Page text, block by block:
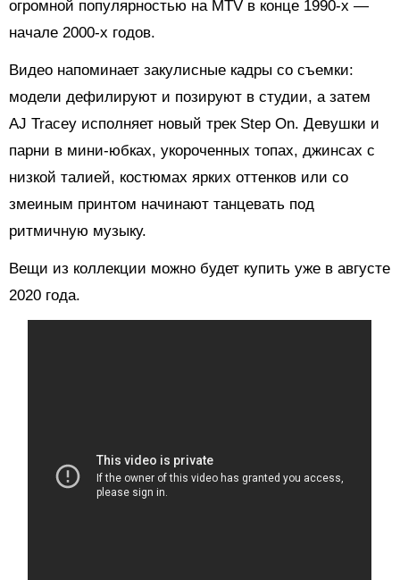
огромной популярностью на MTV в конце 1990-х —
начале 2000-х годов.
Видео напоминает закулисные кадры со съемки:
модели дефилируют и позируют в студии, а затем
AJ Tracey исполняет новый трек Step On. Девушки и
парни в мини-юбках, укороченных топах, джинсах с
низкой талией, костюмах ярких оттенков или со
змеиным принтом начинают танцевать под
ритмичную музыку.
Вещи из коллекции можно будет купить уже в августе
2020 года.